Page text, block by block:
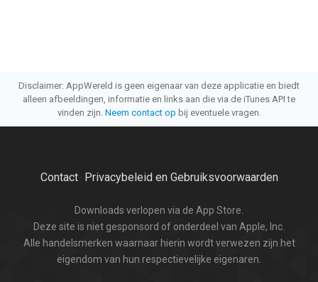
Disclaimer: AppWereld is geen eigenaar van deze applicatie en biedt
alleen afbeeldingen, informatie en links aan die via de iTunes API te
vinden zijn. Neem contact op bij eventuele vragen.
Contact· Privacybeleid en Gebruiksvoorwaarden
Downloads verlopen via de App Store.
Deze site is niet gesponsord of onderdeel van Apple, Inc.
Alle handelsmerken waarnaar hierin wordt verwezen zijn het
eigendom van hun respectievelijke eigenaren.